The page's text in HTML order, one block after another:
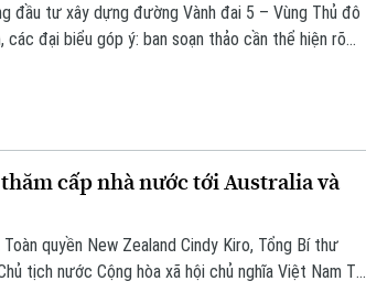
đầu tư xây dựng đường Vành đai 5 – Vùng Thủ đô
đại biểu góp ý: ban soạn thảo cần thể hiện rõ
cấp nhà nước tới Australia và
quyền New Zealand Cindy Kiro, Tổng Bí thư
tịch nước Cộng hòa xã hội chủ nghĩa Việt Nam Tô